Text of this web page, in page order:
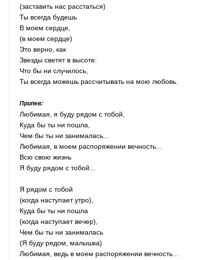
(заставить нас расстаться)
Ты всегда будешь
В моем сердце,
(в моем сердце)
Это верно, как
Звезды светят в высоте:
Что бы ни случилось,
Ты всегда можешь рассчитывать на мою любовь.
Припев:
Любимая, я буду рядом с тобой,
Куда бы ты ни пошла,
Чем бы ты ни занималась...
Любимая, в моем распоряжении вечность...
Всю свою жизнь
Я буду рядом с тобой...
Я рядом с тобой
(когда наступает утро),
Куда бы ты ни пошла
(когда наступает вечер),
Чем бы ты ни занималась
(Я буду рядом, малышка)
Любимая, ведь в моем распоряжении вечность...